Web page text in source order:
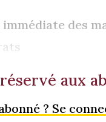
des
aux
? Se